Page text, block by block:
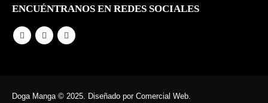
ENCUÉNTRANOS EN REDES SOCIALES
Doga Manga © 2025. Diseñado por Comercial Web.